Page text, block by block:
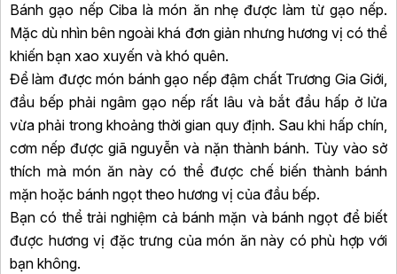
Bánh gạo nếp Ciba là món ăn nhẹ được làm từ gạo nếp.
Mặc dù nhìn bên ngoài khá đơn giản nhưng hương vị có thể
khiến bạn xao xuyến và khó quên.
Để làm được món bánh gạo nếp đậm chất Trương Gia Giới,
đầu bếp phải ngâm gạo nếp rất lâu và bắt đầu hấp ở lửa
vừa phải trong khoảng thời gian quy định. Sau khi hấp chín,
cơm nếp được giã nguyễn và nặn thành bánh. Tùy vào sở
thích mà món ăn này có thể được chế biến thành bánh
mặn hoặc bánh ngọt theo hương vị của đầu bếp.
Bạn có thể trải nghiệm cả bánh mặn và bánh ngọt để biết
được hương vị đặc trưng của món ăn này có phù hợp với
bạn không.